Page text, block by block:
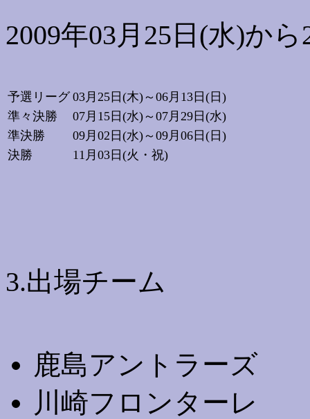
2009年03月25日(水)か
予選リーグ 03月25日(木)～06月13日(日)
準々決勝
07月15日(水)～07月29日(水)
準決勝
09月02日(水)～09月06日(日)
決勝
11月03日(火・祝)
3.出場チーム
鹿島アントラーズ
川崎フロンターレ